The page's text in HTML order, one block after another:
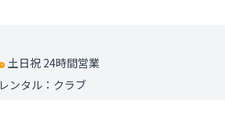
土日祝 24時間営業
レンタル： クラブ